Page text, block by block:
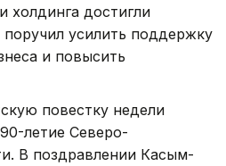
холдинга достигли
поручил усилить поддержку
и повысить
повестку недели
летие Северо-
В поздравлении Касым-